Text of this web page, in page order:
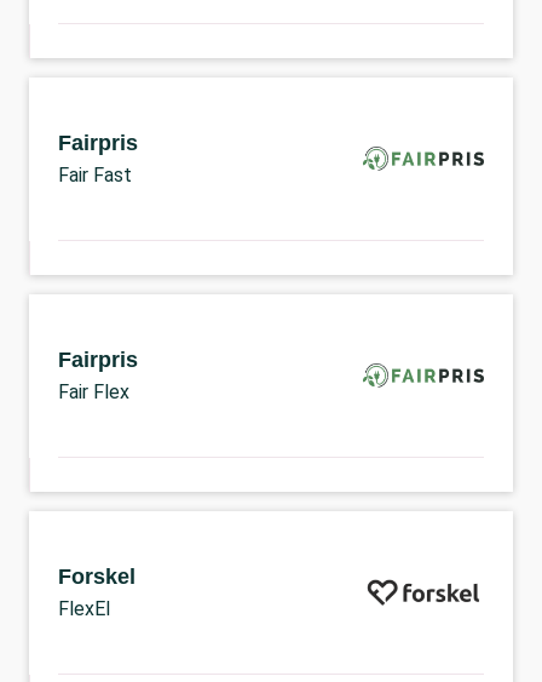
Fairpris
Fair Fast
Fairpris
Fair Flex
Forskel
FlexEl